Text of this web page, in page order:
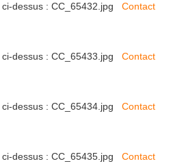
dessus : CC_65432.jpg Contact
dessus : CC_65433.jpg Contact
dessus : CC_65434.jpg Contact
dessus : CC_65435.jpg Contact